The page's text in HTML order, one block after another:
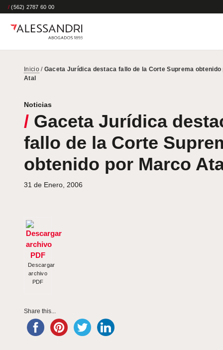
/ (562) 2787 60 00
Inicio/ Gaceta Jurídica destaca fallo de la Corte Suprema obtenido
Atal
Noticias
/ Gaceta Jurídica
fallo de la Corte
obtenido por Marco
31 de Enero, 2006
Descargar
archivo
PDF
Share this...